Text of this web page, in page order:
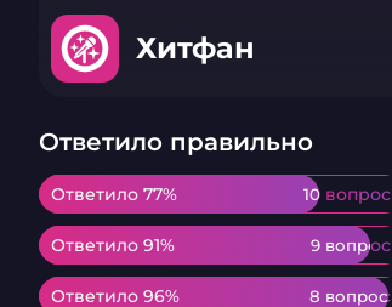
Хитфан
Ответило правильно
Ответило 77% 10 вопрос
Ответило 77% 10 вопрос
Ответило 91% 9 вопрос
Ответило 91% 9 вопрос
Ответило 96% 8 вопрос
Ответило 96% 8 вопрос